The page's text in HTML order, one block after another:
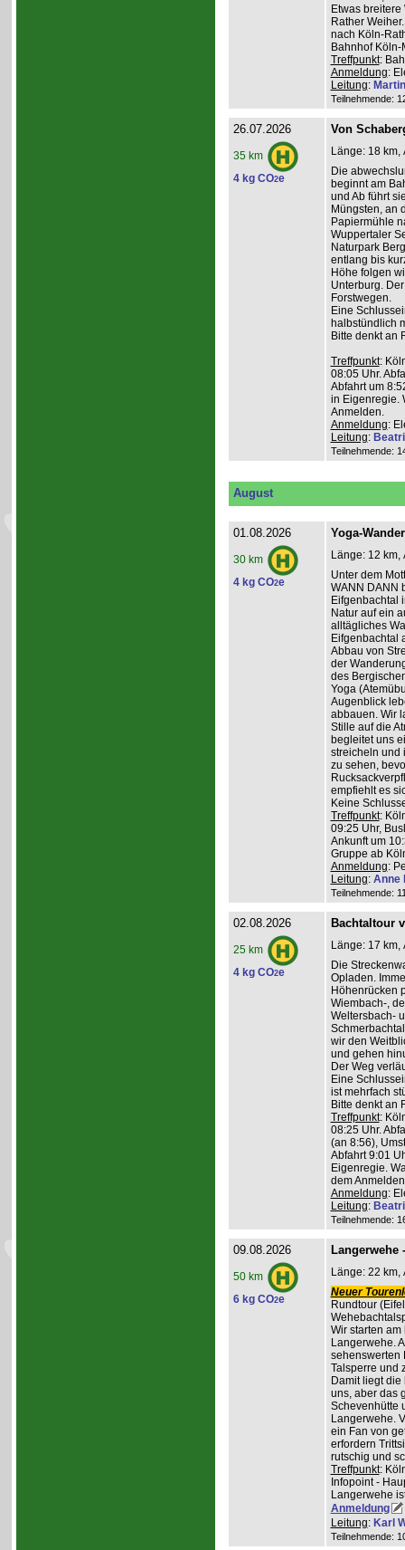
Etwas
Rather
nach Köln-
Bahnhof
Treffpunkt:
Anmeldung:
Leitung:
Teilnehmende:
26.07.2026
35 km
4 kg CO2e
Von
Länge: 18 km,
Die
beginnt am
und Ab führt
Müngsten, an
Papiermühle
Wuppertaler
Naturpark
entlang bis
Höhe folgen
Unterburg.
Forstwegen.
Eine
halbstündlich
Bitte denkt an
Treffpunkt:
08:05 Uhr.
Abfahrt um
in Eigenregie.
Anmelden.
Anmeldung:
Leitung:
Teilnehmende:
August
01.08.2026
30 km
4 kg CO2e
Yoga-
Länge: 12 km,
Unter dem
WANN DANN
Eifgenbachtal
Natur auf ein
alltägliches
Eifgenbachtal
Abbau von
der
des
Yoga
Augenblick
abbauen. Wir
Stille auf die
begleitet uns
streicheln und
zu sehen,
empfiehlt es
Keine
Treffpunkt:
09:25 Uhr,
Ankunft um
Gruppe ab
Anmeldung:
Leitung: Anne
Teilnehmende:
02.08.2026
25 km
4 kg CO2e
Bachtaltour
Länge: 17 km,
Die
Opladen.
Höhenrücken
Wiembach-,
Weltersbach-
wir den
und gehen
Der Weg
Eine
ist mehrfach
Bitte denkt an
Treffpunkt:
08:25 Uhr.
(an 8:56),
Abfahrt 9:01
Eigenregie.
dem Anmelden
Anmeldung:
Leitung:
Teilnehmende:
09.08.2026
50 km
6 kg CO2e
Langerwehe
Länge: 22 km,
Neuer
Rundtour
Wir starten
Langerwehe.
sehenswerten
Talsperre und
Damit liegt
uns, aber das
Schevenhütte
Langerwehe.
ein Fan von
erfordern
rutschig und
Treffpunkt:
Infopoint -
Langerwehe
Anmeldung
Leitung: Karl
Teilnehmende: